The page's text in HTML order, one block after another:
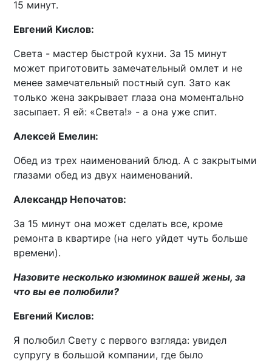
15 минут.
Евгений Кислов:
Света - мастер быстрой кухни. За 15 минут
может приготовить замечательный омлет и не
менее замечательный постный суп. Зато как
только жена закрывает глаза она моментально
засыпает. Я ей: «Света!» - а она уже спит.
Алексей Емелин:
Обед из трех наименований блюд. А с закрытыми
глазами обед из двух наименований.
Александр Непочатов:
За 15 минут она может сделать все, кроме
ремонта в квартире (на него уйдет чуть больше
времени).
Назовите несколько изюминок вашей жены, за
что вы ее полюбили?
Евгений Кислов:
Я полюбил Свету с первого взгляда: увидел
супругу в большой компании, где было